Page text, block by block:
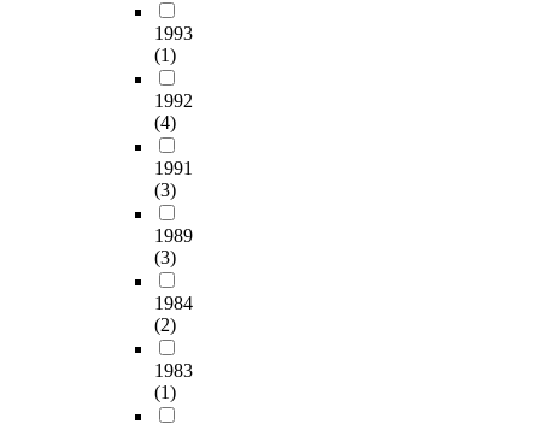
1993
(1)
1992
(4)
1991
(3)
1989
(3)
1984
(2)
1983
(1)